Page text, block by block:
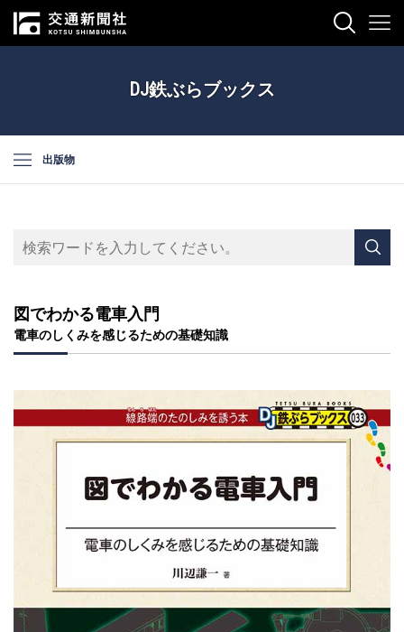
DJ鉄ぶらブックス
出版物
図でわかる電車入門
電車のしくみを感じるための基礎知識